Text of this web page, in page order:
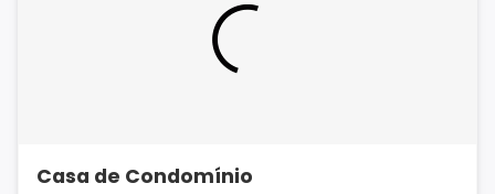
Casa de Condomínio